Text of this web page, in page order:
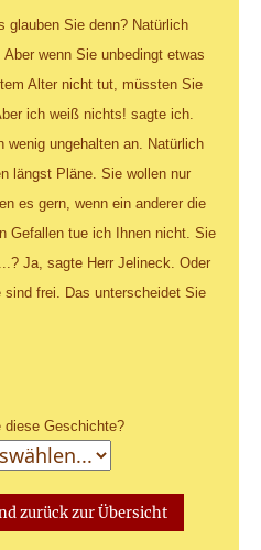
glauben Sie denn? Natürlich
wenn Sie unbedingt etwas
Alter nicht tut, müssten Sie
ich weiß nichts! sagte ich.
wenig ungehalten an. Natürlich
längst Pläne. Sie wollen nur
es gern, wenn ein anderer die
Gefallen tue ich Ihnen nicht. Sie
Ja, sagte Herr Jelineck. Oder
frei. Das unterscheidet Sie
diese Geschichte?